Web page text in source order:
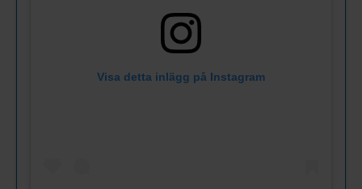
Visa detta inlägg på Instagram